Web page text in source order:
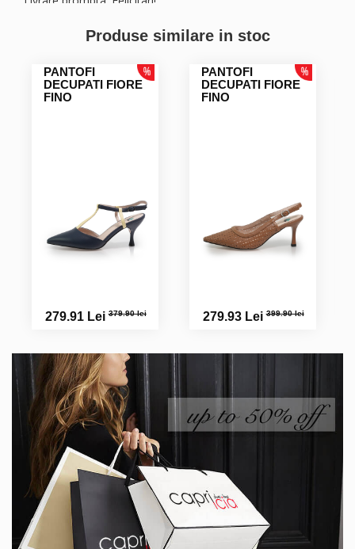
Produse similare in stoc
PANTOFI
DECUPATI FIORE
FINO
279.91 Lei379.90 lei
PANTOFI
DECUPATI FIORE
FINO
279.93 Lei399.90 lei